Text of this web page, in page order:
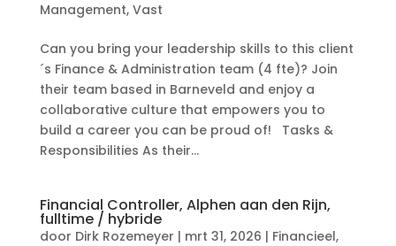
Management, Vast
Can you bring your leadership skills to this client
´s Finance & Administration team (4 fte)? Join
their team based in Barneveld and enjoy a
collaborative culture that empowers you to
build a career you can be proud of! Tasks &
Responsibilities As their...
Financial Controller, Alphen aan den Rijn,
fulltime / hybride
door Dirk Rozemeyer | mrt 31, 2026 | Financieel,